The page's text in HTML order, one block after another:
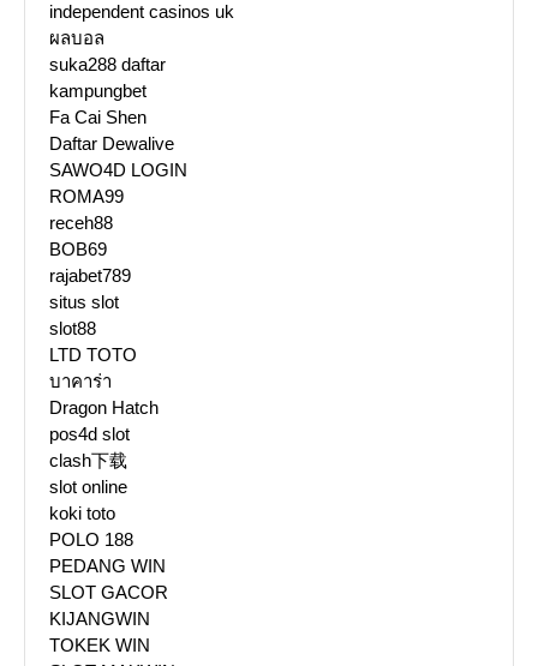
independent casinos uk
ผลบอล
suka288 daftar
kampungbet
Fa Cai Shen
Daftar Dewalive
SAWO4D LOGIN
ROMA99
receh88
BOB69
rajabet789
situs slot
slot88
LTD TOTO
บาคาร่า
Dragon Hatch
pos4d slot
clash下载
slot online
koki toto
POLO 188
PEDANG WIN
SLOT GACOR
KIJANGWIN
TOKEK WIN